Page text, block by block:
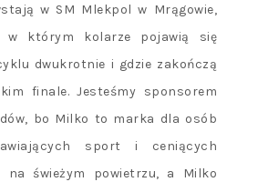
w SM Mlekpol w Mrągowie,
w którym kolarze pojawią się
dwukrotnie i gdzie zakończą
finale. Jesteśmy sponsorem
bo Milko to marka dla osób
sport i ceniących
na świeżym powietrzu, a Milko